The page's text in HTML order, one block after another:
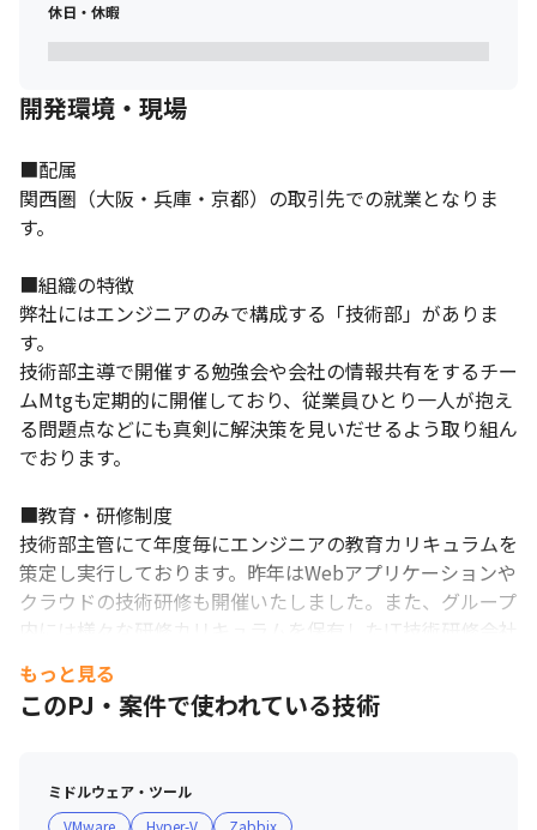
休日・休暇
開発環境・現場
■配属
関西圏（大阪・兵庫・京都）の取引先での就業となりま
す。
■組織の特徴
弊社にはエンジニアのみで構成する「技術部」がありま
す。
技術部主導で開催する勉強会や会社の情報共有をするチー
ムMtgも定期的に開催しており、従業員ひとり一人が抱え
る問題点などにも真剣に解決策を見いだせるよう取り組ん
でおります。
■教育・研修制度
技術部主管にて年度毎にエンジニアの教育カリキュラムを
策定し実行しております。昨年はWebアプリケーションや
クラウドの技術研修も開催いたしました。また、グループ
内には様々な研修カリキュラムを保有したIT技術研修会社
もある為、各々に適したWEB技術研修を受講する事も可
能です。
もっと見る
このPJ・案件で使われている技術
ミドルウェア・ツール
VMware
Hyper-V Zabbix